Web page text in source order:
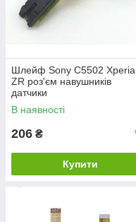
Шлейф Sony C5502 Xperia
ZR роз'єм навушників
датчики
В наявності
206 ₴
Купити